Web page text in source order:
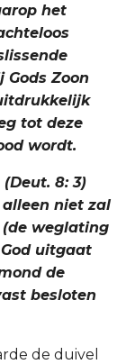
het
Gods Zoon
tot deze
wordt.
8: 3)
niet zal
(de weglating
uitgaat
de
besloten
de duivel